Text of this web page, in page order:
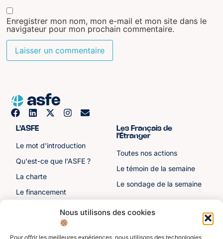
Nous utilisons des cookies
Pour offrir les meilleures expériences, nous utilisons des technologies
Enregistrer mon nom, mon e-mail et mon site dans le
navigateur pour mon prochain commentaire.
L'ASFE
Le mot d'introduction
Qu'est-ce que l'ASFE ?
La charte
Le financement
Les sénateurs
Les Français de
l'Étranger
Toutes nos actions
Le témoin de la semaine
Le sondage de la semaine